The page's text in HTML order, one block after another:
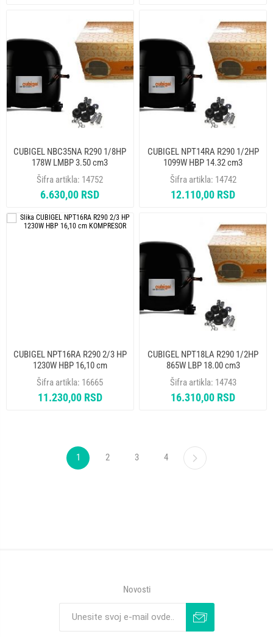
CUBIGEL NBC35NA R290 1/8HP
178W LMBP 3.50 cm3
KOMPRESOR
Šifra artikla: 14752
6.630,00 RSD
CUBIGEL NPT14RA R290 1/2HP
1099W HBP 14.32 cm3
KOMPRESOR
Šifra artikla: 14742
12.110,00 RSD
CUBIGEL NPT16RA R290 2/3 HP
1230W HBP 16,10 cm
KOMPRESOR
Šifra artikla: 16665
11.230,00 RSD
CUBIGEL NPT18LA R290 1/2HP
865W LBP 18.00 cm3
KOMPRESOR
Šifra artikla: 14743
16.310,00 RSD
1 2 3 4
Novosti